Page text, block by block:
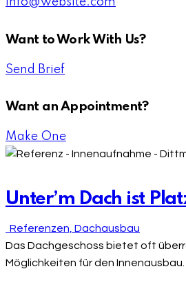
Want to Work With Us?
Send Brief
Want an Appointment?
Make One
Unter’m Dach ist
‎ ‎ Referenzen, Dachausbau
Das Dachgeschoss bietet oft
Möglichkeiten für den Innenausbau.